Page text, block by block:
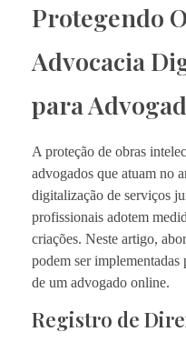
Protegendo
Advocacia
para
A proteção de obras
advogados que atuam no
digitalização de serviços
profissionais adotem
criações. Neste artigo,
podem ser implementadas
de um advogado online.
Registro de